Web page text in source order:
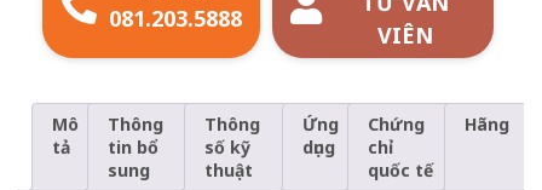
081.203.5888
VIÊN
Mô
tả
Thông
tin bổ
sung
Thông
số kỹ
thuật
Ứng
dụng
Chứng
chỉ
quốc tế
Hãng